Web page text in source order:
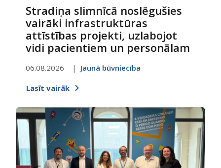
Stradiņa slimnīcā noslēgušies
vairāki infrastruktūras
attīstības projekti, uzlabojot
vidi pacientiem un personālam
06.08.2026 Jaunā būvniecība
Lasīt vairāk